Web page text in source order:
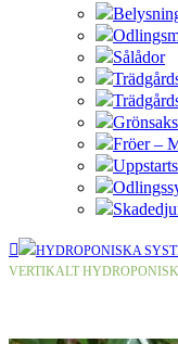
Sålådor
Fröer –
HYDROPONISKA
VERTIKALT